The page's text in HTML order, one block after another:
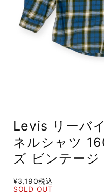
Levis リーバ
ネルシャツ
ズ ビンテージ
¥3,190税込
SOLD OUT